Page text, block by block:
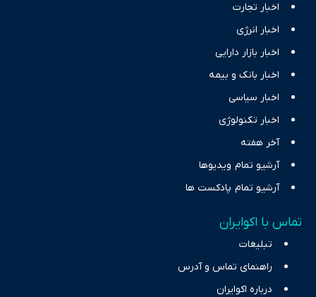
اخبار تجارت
اخبار انرژی
اخبار بازار دارایی
اخبار بانک و بیمه
اخبار سیاسی
اخبار تکنولوژی
آخر هفته
آرشیو تمام ویدیوها
آرشیو تمام پادکست ها
تماس با اکوایران
تبلیغات
راهنمای تماس و آدرس
درباره اکوایران